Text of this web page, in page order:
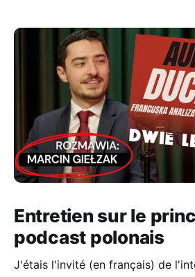
Entretien sur le
podcast polonais
J'étais l'invité (en français) de